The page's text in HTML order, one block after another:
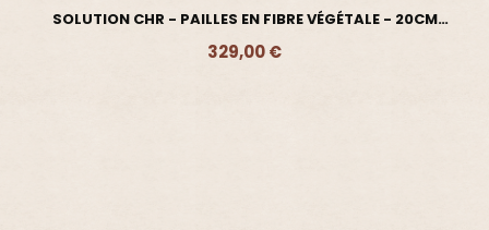
SOLUTION CHR - PAILLES EN FIBRE VÉGÉTALE - 20CM
X10000
329,00 €
Ajouter - 329,00 €